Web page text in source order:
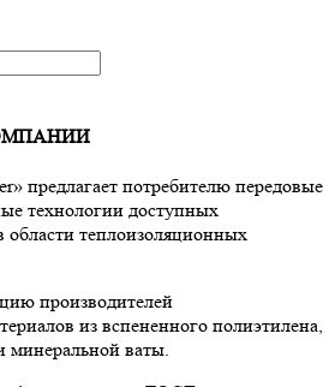
предлагает потребителю передовые
технологии доступных
теплоизоляционных
производителей
из вспененного полиэтилена,
минеральной ваты.